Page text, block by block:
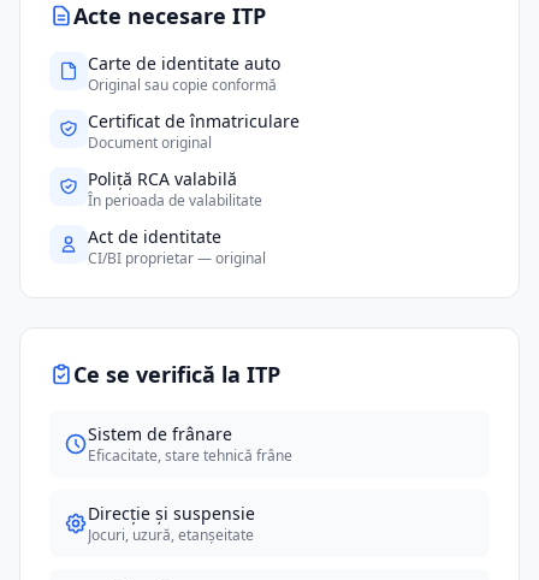
Acte necesare ITP
Carte de identitate auto
Original sau copie conformă
Certificat de înmatriculare
Document original
Poliță RCA valabilă
În perioada de valabilitate
Act de identitate
CI/BI proprietar — original
Ce se verifică la ITP
Sistem de frânare
Eficacitate, stare tehnică frâne
Direcție și suspensie
Jocuri, uzură, etanșeitate